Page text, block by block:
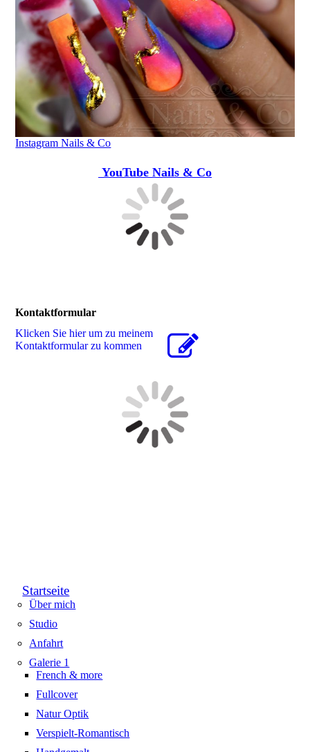
Instagram Nails & Co
YouTube Nails & Co
Kontaktformular
Klicken Sie hier um zu meinem
Kon­takt­for­mu­lar zu kommen
Startseite
Über mich
Studio
Anfahrt
Galerie 1
French & more
Fullcover
Natur Optik
Verspielt-Romantisch